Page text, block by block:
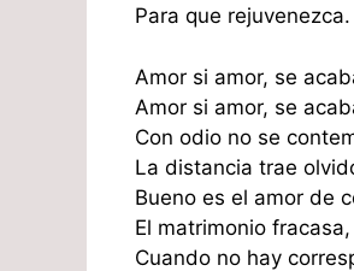
Para que rejuvenezca.
Amor si amor, se
Amor si amor, se
Con odio no se
La distancia trae
Bueno es el amor de
El matrimonio fracasa,
Cuando no hay